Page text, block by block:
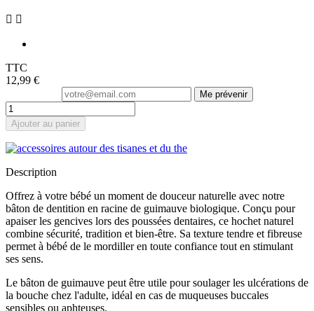
 
TTC
12,99 €
Me prévenir
Ajouter au panier
Description
Offrez à votre bébé un moment de douceur naturelle avec notre
bâton de dentition en racine de guimauve biologique. Conçu pour
apaiser les gencives lors des poussées dentaires, ce hochet naturel
combine sécurité, tradition et bien-être. Sa texture tendre et fibreuse
permet à bébé de le mordiller en toute confiance tout en stimulant
ses sens.
Le bâton de guimauve peut être utile pour soulager les ulcérations de
la bouche chez l'adulte, idéal en cas de muqueuses buccales
sensibles ou aphteuses.